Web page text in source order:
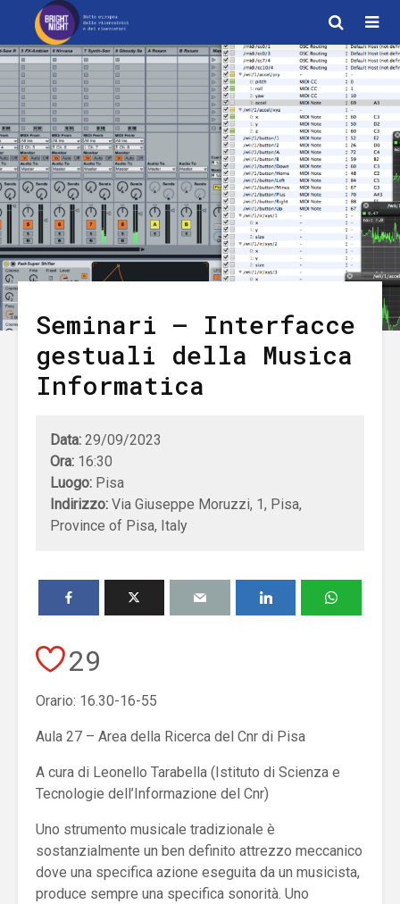
Seminari – Interfacce
gestuali della Musica
Informatica
Data: 29/09/2023
Ora: 16:30
Luogo: Pisa
Indirizzo: Via Giuseppe Moruzzi, 1, Pisa,
Province of Pisa, Italy
29
Orario: 16.30-16-55
Aula 27 – Area della Ricerca del Cnr di Pisa
A cura di Leonello Tarabella (Istituto di Scienza e
Tecnologie dell’Informazione del Cnr)
Uno strumento musicale tradizionale è
sostanzialmente un ben definito attrezzo meccanico
dove una specifica azione eseguita da un musicista,
produce sempre una specifica sonorità. Uno